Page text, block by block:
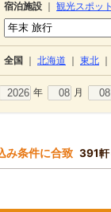
宿泊施設 観光スポット
全国 北海道 東北
年 月
み条件に合致 391